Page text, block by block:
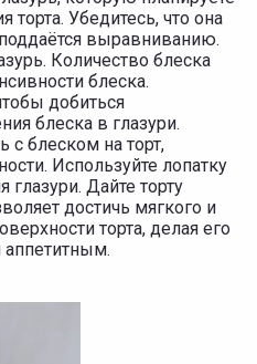
торта. Убедитесь, что она
поддаётся выравниванию.
Количество блеска
блеска.
добиться
блеска в глазури.
с блеском на торт,
Используйте лопатку
Дайте торту
достичь мягкого и
торта, делая его